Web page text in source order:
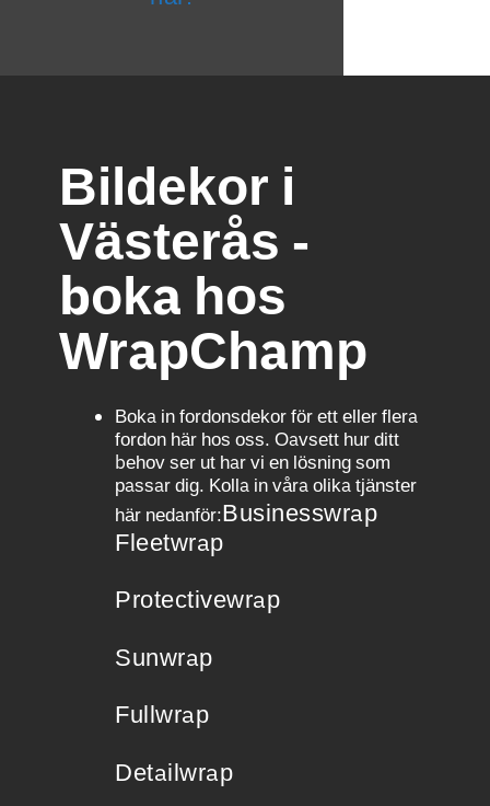
Bildekor i
Västerås -
boka hos
WrapChamp
Boka in fordonsdekor för ett eller flera
fordon här hos oss. Oavsett hur ditt
behov ser ut har vi en lösning som
passar dig. Kolla in våra olika tjänster
här nedanför:Businesswrap
Fleetwrap
Protectivewrap
Sunwrap
Fullwrap
Detailwrap